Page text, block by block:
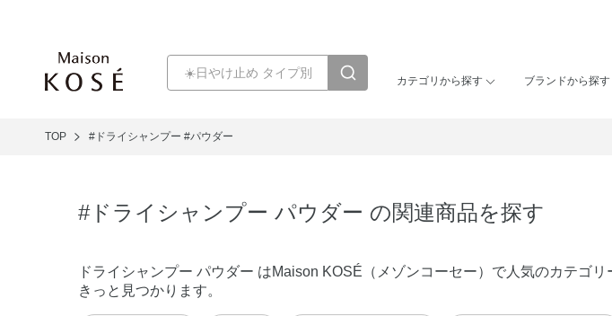
カテゴリから探す ブランドから探す
TOP #ドライシャンプー #パウダー
#ドライシャンプー パウダー の関連商品を探す
ドライシャンプー パウダー はMaison KOSÉ（メゾンコーセー）で人気のカテゴ
きっと見つかります。